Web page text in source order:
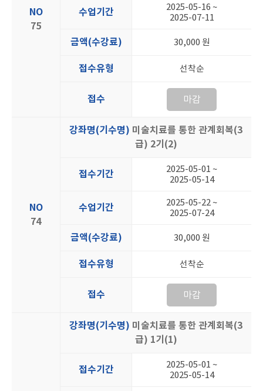
NO
75
수업기간
2025-05-16 ~
2025-07-11
금액(수강료) 30,000 원
접수유형 선착순
접수 마감
NO
74
강좌명(기수명) 미술치료를 통한 관계회복(3
급) 2기(2)
접수기간
2025-05-01 ~
2025-05-14
수업기간
2025-05-22 ~
2025-07-24
금액(수강료) 30,000 원
접수유형 선착순
접수 마감
강좌명(기수명) 미술치료를 통한 관계회복(3
급) 1기(1)
접수기간
2025-05-01 ~
2025-05-14